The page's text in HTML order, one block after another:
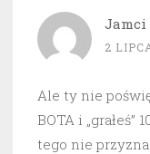
Jamci
2
Ale ty nie
BOTA i
tego nie